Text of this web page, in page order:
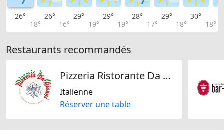
26°
18°
26°
16°
29°
19°
29°
19°
28°
17°
29°
18°
30°
18°
Restaurants recommandés
Pizzeria Ristorante Da Gianni
Italienne
Réserver une table